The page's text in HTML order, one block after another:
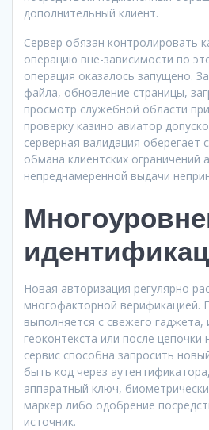
дополнительный клиент.
Сервер обязан контролировать
операцию вне-зависимости по
операция оказалось запущено.
файла, обновление страницы,
просмотр служебной области
проверку казино авиатор
серверная валидация оберегает
обмана клиентских ограничений
непреднамеренной выдачи
Новая авторизация регулярно
многофакторной верификацией.
выполняется с свежего гаджета,
геоконтекста или после цепочки
сервис способна запросить
быть код через
аппаратный ключ,
маркер либо одобрение
источник.